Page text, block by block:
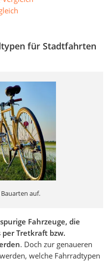
für Stadtfahrten
auf.
Fahrzeuge, die
Tretkraft bzw.
. Doch zur genaueren
welche Fahrradtypen